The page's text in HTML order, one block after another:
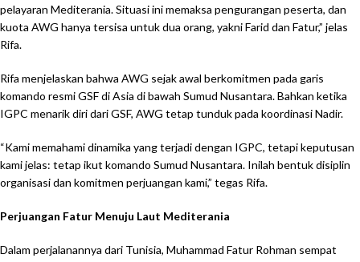
pelayaran Mediterania. Situasi ini memaksa pengurangan peserta, dan
kuota AWG hanya tersisa untuk dua orang, yakni Farid dan Fatur,” jelas
Rifa.
Rifa menjelaskan bahwa AWG sejak awal berkomitmen pada garis
komando resmi GSF di Asia di bawah Sumud Nusantara. Bahkan ketika
IGPC menarik diri dari GSF, AWG tetap tunduk pada koordinasi Nadir.
“Kami memahami dinamika yang terjadi dengan IGPC, tetapi keputusan
kami jelas: tetap ikut komando Sumud Nusantara. Inilah bentuk disiplin
organisasi dan komitmen perjuangan kami,” tegas Rifa.
Perjuangan Fatur Menuju Laut Mediterania
Dalam perjalanannya dari Tunisia, Muhammad Fatur Rohman sempat